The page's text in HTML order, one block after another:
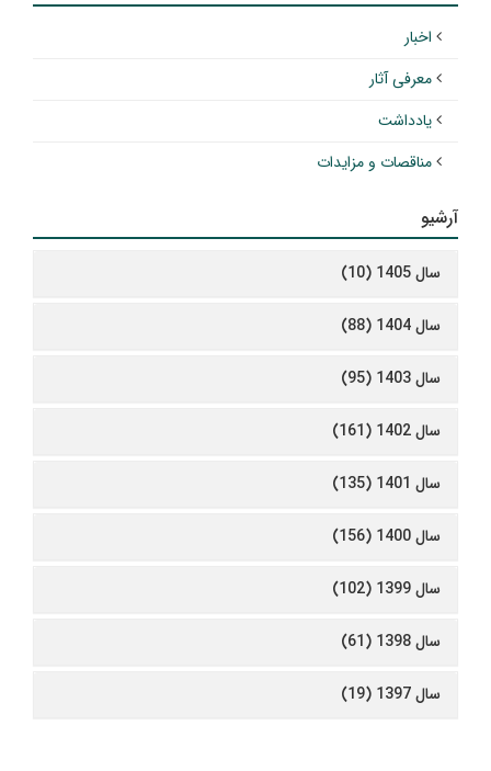
اخبار
معرفی آثار
یادداشت
مناقصات و مزایدات
آرشیو
سال 1405 (10)
سال 1404 (88)
سال 1403 (95)
سال 1402 (161)
سال 1401 (135)
سال 1400 (156)
سال 1399 (102)
سال 1398 (61)
سال 1397 (19)